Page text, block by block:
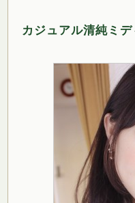
カジュアル清純ミ